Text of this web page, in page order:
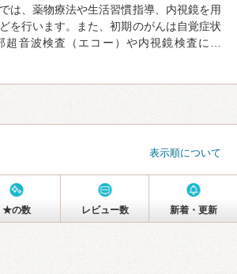
は、薬物療法や生活習慣指導、内視鏡を用
を行います。また、初期のがんは自覚症状
超音波検査（エコー）や内視鏡検査に…
表示順について
★の数 レビュー数 新着・更新